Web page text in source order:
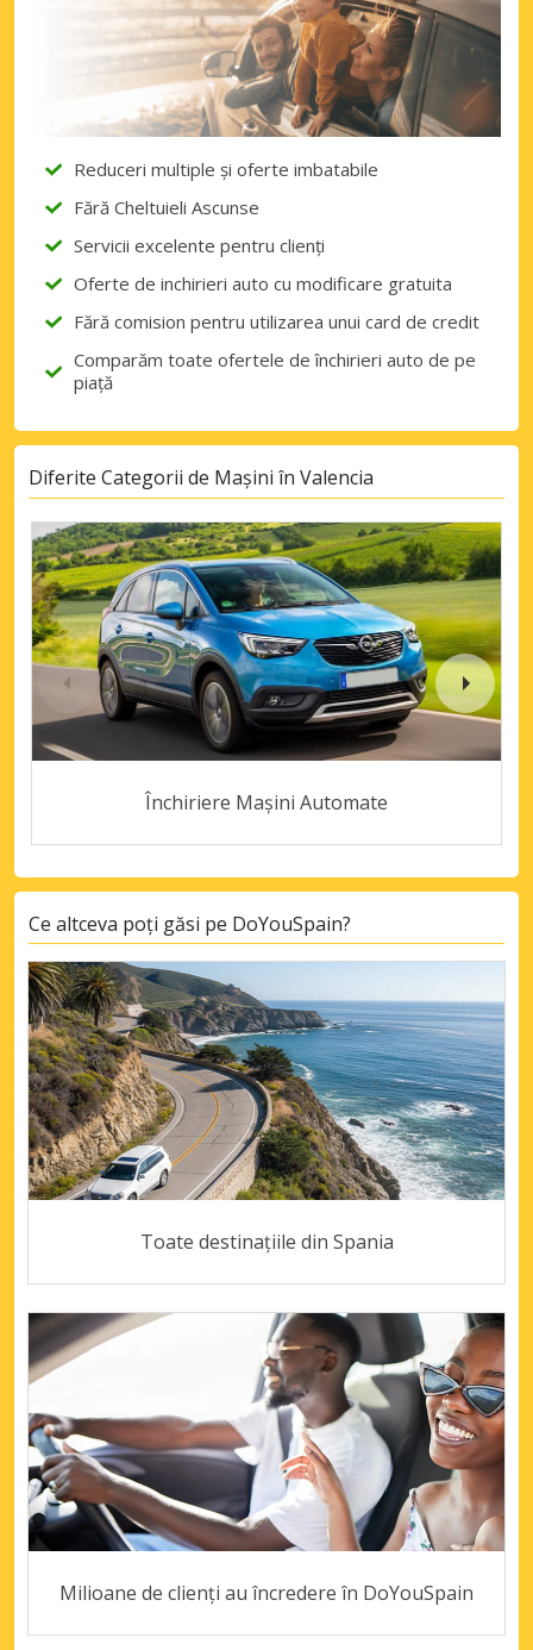
Reduceri multiple și oferte imbatabile
Fără Cheltuieli Ascunse
Servicii excelente pentru clienți
Oferte de inchirieri auto cu modificare gratuita
Fără comision pentru utilizarea unui card de credit
Comparăm toate ofertele de închirieri auto de pe
piață
Diferite Categorii de Mașini în Valencia
Închiriere Mașini Automate
Ce altceva poți găsi pe DoYouSpain?
Toate destinațiile din Spania
Milioane de clienți au încredere în DoYouSpain